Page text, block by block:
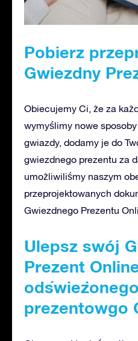
Pobierz
Gwiezdny
Obiecujemy Ci, że za
wymyślimy nowe
gwiazdy, dodamy je do
gwiezdnego prezentu za
umożliwiliśmy naszym
przeprojektowanych
Gwiezdnego Prezentu
Ulepsz swój
Prezent
prezentowgo